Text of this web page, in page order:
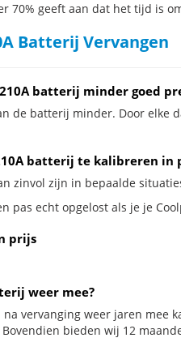
70% geeft aan dat het tijd is
Batterij Vervangen
batterij minder goed
de batterij minder. Door elke
batterij te kalibreren in
zinvol zijn in bepaalde
pas echt opgelost als je je
prijs
weer mee?
na vervanging weer jaren mee
bieden wij 12